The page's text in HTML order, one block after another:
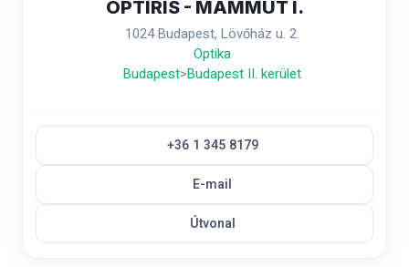
OPTIRIS - MAMMUT I.
1024 Budapest, Lövőház u. 2.
Optika
Budapest>Budapest II. kerület
+36 1 345 8179
E-mail
Útvonal